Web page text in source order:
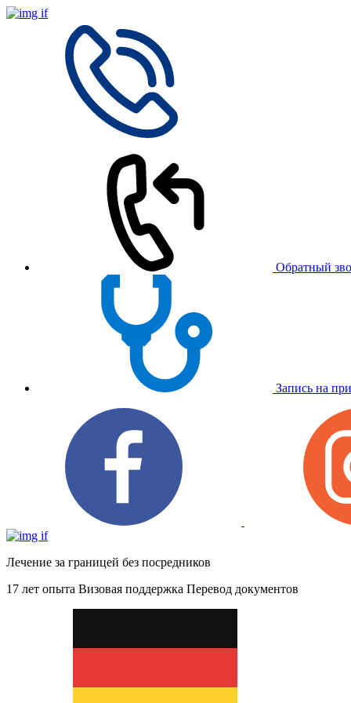
Обратный
Запись на
Лечение за границей без посредников
17 лет опыта Визовая поддержка Перевод документов